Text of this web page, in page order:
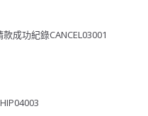
成功紀錄CANCEL03001